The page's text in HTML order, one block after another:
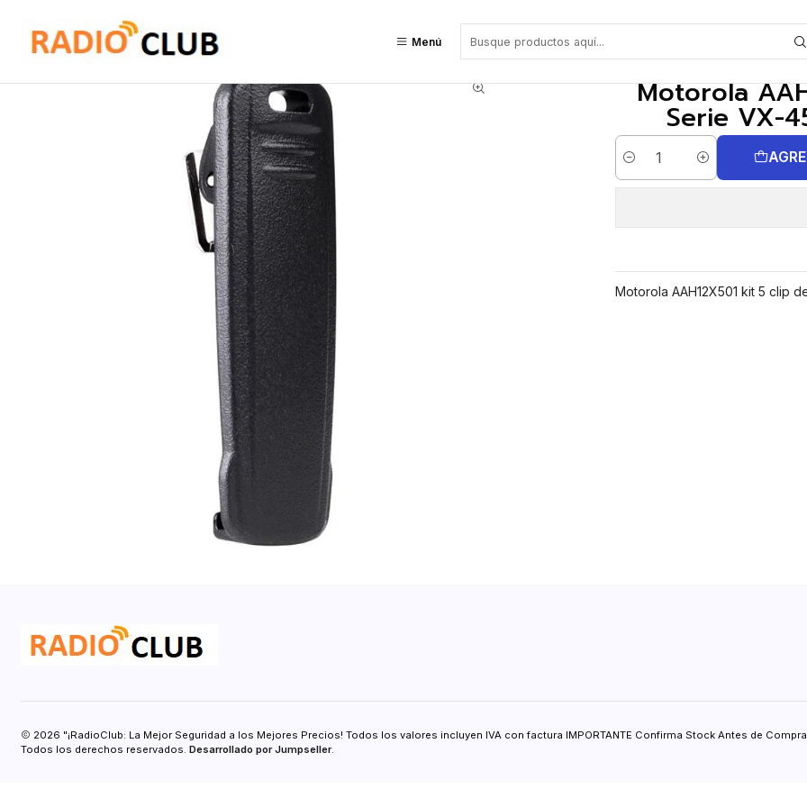
Menú
Clip Cinturón
Motorola
Serie VX-
Cantidad
Motorola AAH12X501 kit 5 clip
2026 "¡RadioClub: La Mejor Seguridad a los Mejores Precios! Todos los valores incluyen IVA con factura IMPORTANTE Confirma Stock Antes de
Todos los derechos reservados. Desarrollado por Jumpseller.